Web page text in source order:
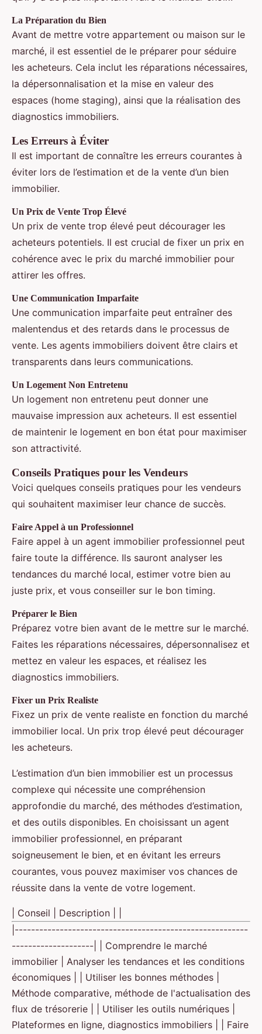
La Préparation du Bien
Avant de mettre votre appartement ou maison sur le
marché, il est essentiel de le préparer pour séduire
les acheteurs. Cela inclut les réparations nécessaires,
la dépersonnalisation et la mise en valeur des
espaces (home staging), ainsi que la réalisation des
diagnostics immobiliers.
Les Erreurs à Éviter
Il est important de connaître les erreurs courantes à
éviter lors de l’estimation et de la vente d’un bien
immobilier.
Un Prix de Vente Trop Élevé
Un prix de vente trop élevé peut décourager les
acheteurs potentiels. Il est crucial de fixer un prix en
cohérence avec le prix du marché immobilier pour
attirer les offres.
Une Communication Imparfaite
Une communication imparfaite peut entraîner des
malentendus et des retards dans le processus de
vente. Les agents immobiliers doivent être clairs et
transparents dans leurs communications.
Un Logement Non Entretenu
Un logement non entretenu peut donner une
mauvaise impression aux acheteurs. Il est essentiel
de maintenir le logement en bon état pour maximiser
son attractivité.
Conseils Pratiques pour les Vendeurs
Voici quelques conseils pratiques pour les vendeurs
qui souhaitent maximiser leur chance de succès.
Faire Appel à un Professionnel
Faire appel à un agent immobilier professionnel peut
faire toute la différence. Ils sauront analyser les
tendances du marché local, estimer votre bien au
juste prix, et vous conseiller sur le bon timing.
Préparer le Bien
Préparez votre bien avant de le mettre sur le marché.
Faites les réparations nécessaires, dépersonnalisez et
mettez en valeur les espaces, et réalisez les
diagnostics immobiliers.
Fixer un Prix Realiste
Fixez un prix de vente realiste en fonction du marché
immobilier local. Un prix trop élevé peut décourager
les acheteurs.
L’estimation d’un bien immobilier est un processus
complexe qui nécessite une compréhension
approfondie du marché, des méthodes d’estimation,
et des outils disponibles. En choisissant un agent
immobilier professionnel, en préparant
soigneusement le bien, et en évitant les erreurs
courantes, vous pouvez maximiser vos chances de
réussite dans la vente de votre logement.
| Conseil | Description | |
|---------------------------------------------------------
--------------------| | Comprendre le marché
immobilier | Analyser les tendances et les conditions
économiques | | Utiliser les bonnes méthodes |
Méthode comparative, méthode de l'actualisation des
flux de trésorerie | | Utiliser les outils numériques |
Plateformes en ligne, diagnostics immobiliers | | Faire